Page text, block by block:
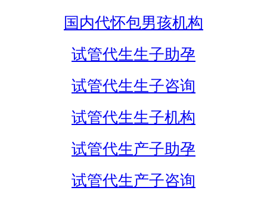
国内代怀包男孩机构
试管代生生子助孕
试管代生生子咨询
试管代生生子机构
试管代生产子助孕
试管代生产子咨询